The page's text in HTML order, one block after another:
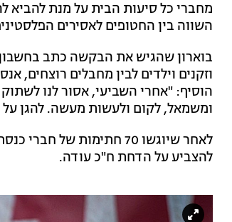
מחברי כל סיעות הבית על מנת להביא
השווה בין החטופים לאסירים
בוארון שהגיש את הבקשה כתב בחשבון
וזקנים וילדים לבין מחבלים רוצחים,
הוסיף: "אחרי השביעי, אסור לנו
ומשמאל, לקום ולעשות מעשה. להגן על
להצביע על הדחת ח"כ עודה.